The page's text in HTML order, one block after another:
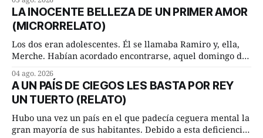
remolachas, Manuel? —quiso saber uno. —Eso acabo de
hacer, Paco. ¿Cómo va ese maíz tuyo? --se interesó el otro.
—De momento mejor
LA INOCENTE BELLEZA DE UN PRIMER AMOR
(MICRORRELATO)
Los dos eran adolescentes. Él se llamaba Ramiro y, ella,
Merche. Habían acordado encontrarse, aquel domingo de
lugar del río que debía este nombre a la pronunciada
curva que la corriente fluvial presentaba en aquel punto.
Habían dispuesto que
04 ago. 2026
A UN PAÍS DE CIEGOS LES BASTA POR REY
UN TUERTO (RELATO)
Hubo una vez un país en el que padecía ceguera mental la
gran mayoría de sus habitantes. Debido a esta deficiencia,